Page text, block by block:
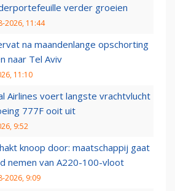
verder groeien
2026, 11:44
na maandenlange opschorting
naar Tel Aviv
11:10
Airlines voert langste vrachtvlucht
777F ooit uit
9:52
hakt knoop door: maatschappij gaat
nemen van A220-100-vloot
2026, 9:09